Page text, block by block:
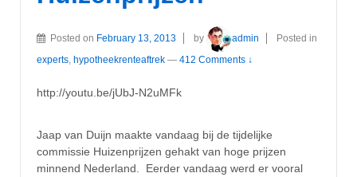
Posted on February 13, 2013 by admin
Posted in
experts hypotheekrenteaftrek — 412 Comments ↓
http://youtu.be/jUbJ-N2uMFk
Jaap van Duijn maakte vandaag bij de tijdelijke
commissie Huizenprijzen gehakt van hoge prijzen
minnend Nederland. Eerder vandaag werd er vooral